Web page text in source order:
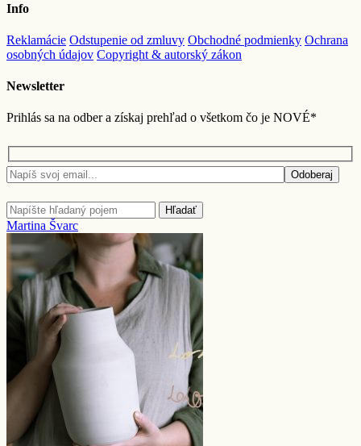
Info
Reklamácie Odstupenie od zmluvy Obchodné podmienky Ochrana
osobných údajov Copyright & autorský zákon
Newsletter
Prihlás sa na odber a získaj prehľad o všetkom čo je NOVÉ*
Odoberaj
Hľadať
Martina Švarc